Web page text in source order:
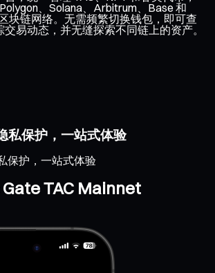
、Solana、Arbitrum、Base 和
块链网络。无需频繁切换钱包，即可查
易动态，并无缝探索不同链上的资产。
私保护，一站式体验
保护，一站式体验
TAC Mainnet